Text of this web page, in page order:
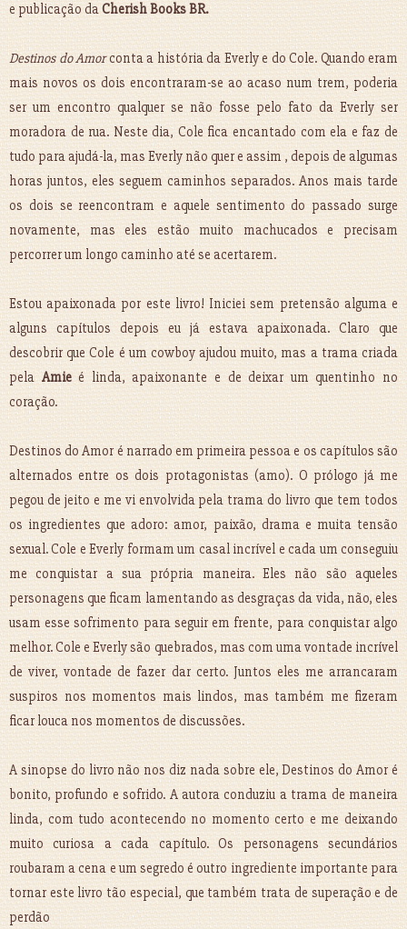
e publicação daCherish Books BR.
Destinos do Amorconta a história da Everly e do Cole. Quando eram
mais novos os dois encontraram-se ao acaso num trem, poderia
ser um encontro qualquer se não fosse pelo fato da Everly ser
moradora de rua. Neste dia, Cole fica encantado com ela e faz de
tudo para ajudá-la, mas Everly não quer e assim , depois de algumas
horas juntos, eles seguem caminhos separados. Anos mais tarde
os dois se reencontram e aquele sentimento do passado surge
novamente, mas eles estão muito machucados e precisam
percorrer um longo caminho até se acertarem.
Estou apaixonada por este livro! Iniciei sem pretensão alguma e
alguns capítulos depois eu já estava apaixonada. Claro que
descobrir que Cole é um cowboy ajudou muito, mas a trama criada
pela Amieé linda, apaixonante e de deixar um quentinho no
coração.
Destinos do Amor é narrado em primeira pessoa e os capítulos são
alternados entre os dois protagonistas (amo). O prólogo já me
pegou de jeito e me vi envolvida pela trama do livro que tem todos
os ingredientes que adoro: amor, paixão, drama e muita tensão
sexual. Cole e Everly formam um casal incrível e cada um conseguiu
me conquistar a sua própria maneira. Eles não são aqueles
personagens que ficam lamentando as desgraças da vida, não, eles
usam esse sofrimento para seguir em frente, para conquistar algo
melhor. Cole e Everly são quebrados, mas com uma vontade incrível
de viver, vontade de fazer dar certo. Juntos eles me arrancaram
suspiros nos momentos mais lindos, mas também me fizeram
ficar louca nos momentos de discussões.
A sinopse do livro não nos diz nada sobre ele, Destinos do Amor é
bonito, profundo e sofrido. A autora conduziu a trama de maneira
linda, com tudo acontecendo no momento certo e me deixando
muito curiosa a cada capítulo. Os personagens secundários
roubaram a cena e um segredo é outro ingrediente importante para
tornar este livro tão especial, que também trata de superação e de
perdão